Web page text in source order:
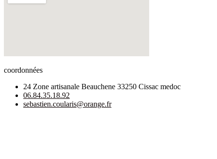
coordonnées
24 Zone artisanale Beauchene 33250 Cissac medoc
06.84.35.18.92
sebastien.coularis@orange.fr